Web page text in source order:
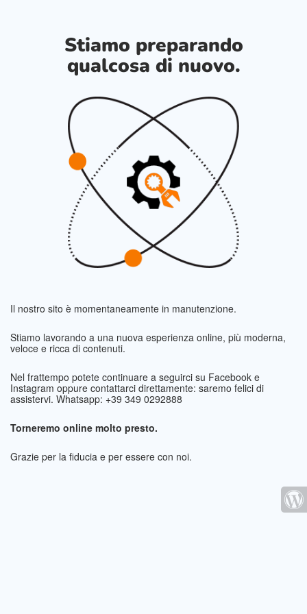
Stiamo preparando
qualcosa di nuovo.
Il nostro sito è momentaneamente in manutenzione.
Stiamo lavorando a una nuova esperienza online, più moderna,
veloce e ricca di contenuti.
Nel frattempo potete continuare a seguirci su Facebook e
Instagram oppure contattarci direttamente: saremo felici di
assistervi. Whatsapp: +39 349 0292888
Torneremo online molto presto.
Grazie per la fiducia e per essere con noi.